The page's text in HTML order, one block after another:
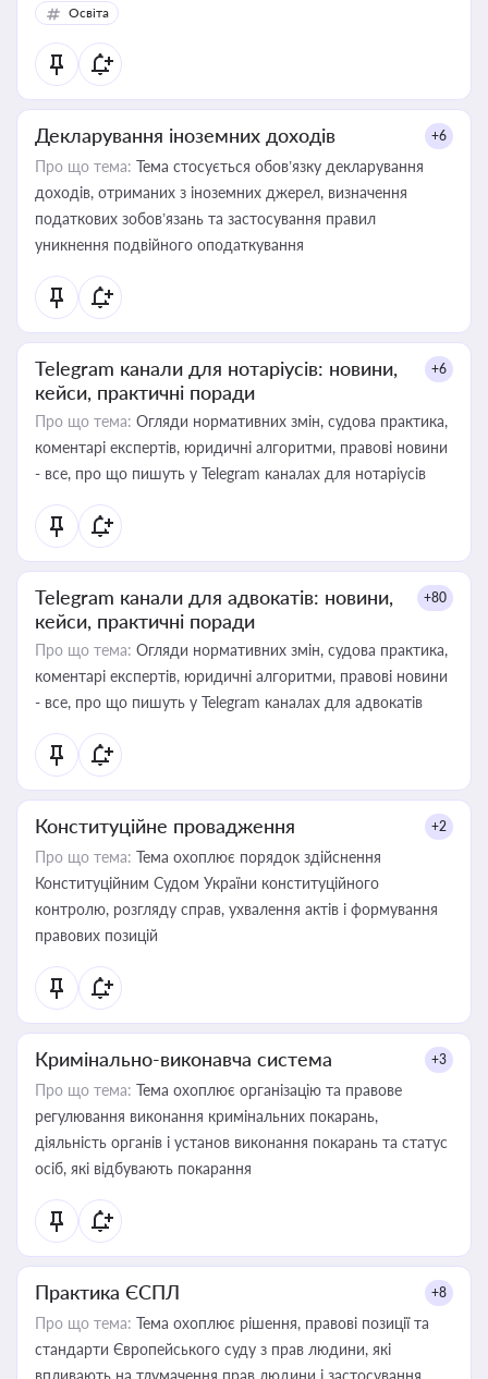
Освіта
Декларування іноземних доходів +6
Про що тема: Тема стосується обов’язку декларування
доходів, отриманих з іноземних джерел, визначення
податкових зобов’язань та застосування правил
уникнення подвійного оподаткування
Telegram канали для нотаріусів: новини,
кейси, практичні поради
+6
Про що тема: Огляди нормативних змін, судова практика,
коментарі експертів, юридичні алгоритми, правові новини
- все, про що пишуть у Telegram каналах для нотаріусів
Telegram канали для адвокатів: новини,
кейси, практичні поради
+80
Про що тема: Огляди нормативних змін, судова практика,
коментарі експертів, юридичні алгоритми, правові новини
- все, про що пишуть у Telegram каналах для адвокатів
Конституційне провадження +2
Про що тема: Тема охоплює порядок здійснення
Конституційним Судом України конституційного
контролю, розгляду справ, ухвалення актів і формування
правових позицій
Кримінально-виконавча система +3
Про що тема: Тема охоплює організацію та правове
регулювання виконання кримінальних покарань,
діяльність органів і установ виконання покарань та статус
осіб, які відбувають покарання
Практика ЄСПЛ +8
Про що тема: Тема охоплює рішення, правові позиції та
стандарти Європейського суду з прав людини, які
впливають на тлумачення прав людини і застосування